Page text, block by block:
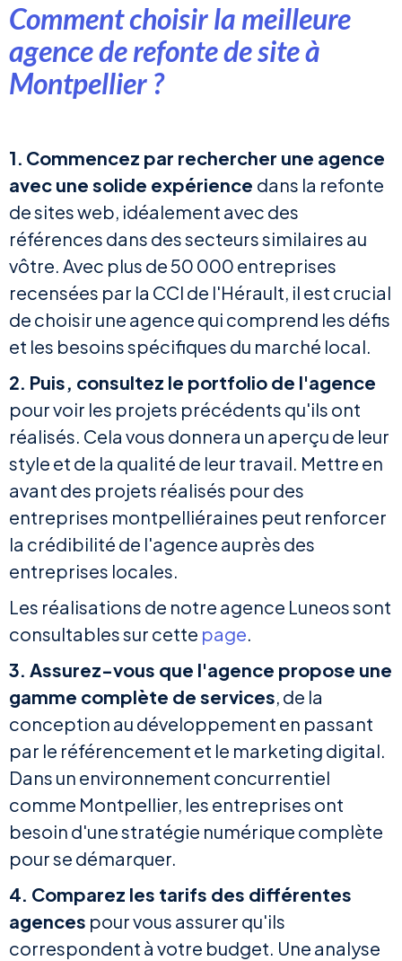
Comment choisir la meilleure
agence de refonte de site à
Montpellier ?
1. Commencez par rechercher une agence
avec une solide expérience dans la refonte
de sites web, idéalement avec des
références dans des secteurs similaires au
vôtre. Avec plus de 50 000 entreprises
recensées par la CCI de l'Hérault, il est crucial
de choisir une agence qui comprend les défis
et les besoins spécifiques du marché local.
2. Puis, consultez le portfolio de l'agence
pour voir les projets précédents qu'ils ont
réalisés. Cela vous donnera un aperçu de leur
style et de la qualité de leur travail. Mettre en
avant des projets réalisés pour des
entreprises montpelliéraines peut renforcer
la crédibilité de l'agence auprès des
entreprises locales.
Les réalisations de notre agence Luneos sont
consultables sur cette page.
3. Assurez-vous que l'agence propose une
gamme complète de services, de la
conception au développement en passant
par le référencement et le marketing digital.
Dans un environnement concurrentiel
comme Montpellier, les entreprises ont
besoin d'une stratégie numérique complète
pour se démarquer.
4. Comparez les tarifs des différentes
agences pour vous assurer qu'ils
correspondent à votre budget. Une analyse